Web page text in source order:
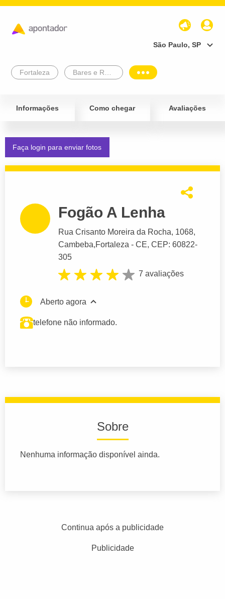
São Paulo, SP
Fortaleza
Informações Como chegar Avaliações
Faça login para enviar fotos
Fogão A Lenha
Rua Crisanto Moreira da Rocha, 1068,
Cambeba,Fortaleza - CE, CEP: 60822-
305
7 avaliações
Aberto agora
telefone não informado.
Sobre
Nenhuma informação disponível ainda.
Continua após a publicidade
Publicidade